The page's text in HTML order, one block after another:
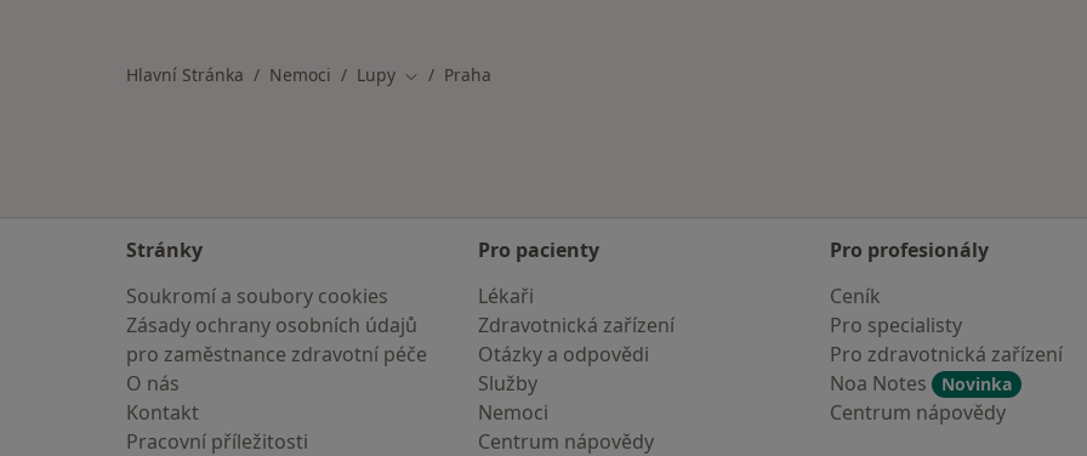
Hlavní Stránka Nemoci Lupy Změna města
Praha
Stránky
Soukromí a soubory cookies
Zásady ochrany osobních údajů
pro zaměstnance zdravotní péče
O nás
Kontakt
Pracovní příležitosti
Pro pacienty
Lékaři
Zdravotnická zařízení
Otázky a odpovědi
Služby
Nemoci
Centrum nápovědy
Pro profesionály
Ceník
Pro specialisty
Pro zdravotnická zařízení
Noa Notes
Novinka
Centrum nápovědy